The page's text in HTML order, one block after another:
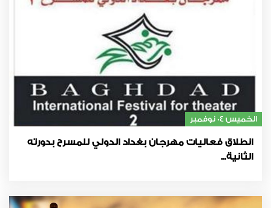
الخميس 04 نوفمبر
انطلاق فعاليات مهرجان بغداد الدولي للمسرح بدورته
الثانية...